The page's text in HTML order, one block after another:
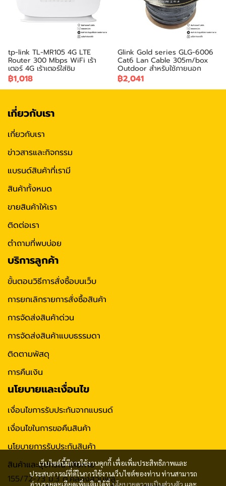
tp-link TL-MR105 4G LTE
Router 300 Mbps WiFi เร้า
เตอร์ 4G เร้าเตอร์ใส่ซิม
฿1,018
Glink Gold series GLG-6006
Cat6 Lan Cable 305m/box
Outdoor สำหรับใช้ภายนอก
฿2,041
เว็บไซต์นี้มีการใช้งานคุกกี้ เพื่อเพิ่มประสิทธิภาพและ
ประสบการณ์ที่ดีในการใช้งานเว็บไซต์ของท่าน ท่านสามารถ
อ่านรายละเอียดเพิ่มเติมได้ที่นโยบายความเป็นส่วนตัว และ
เกี่ยวกับเรา
เกี่ยวกับเรา
ข่าวสารและกิจกรรม
แบรนด์สินค้าที่เรามี
สินค้าทั้งหมด
ขายสินค้าให้เรา
ติดต่อเรา
ตำถามที่พบบ่อย
บริการลูกค้า
ขั้นตอนวิธีการสั่งซื้อบนเว็บ
การยกเลิกรายการสั่งซื้อสินค้า
การจัดส่งสินค้าด่วน
การจัดส่งสินค้าแบบธรรมดา
ติดตามพัสดุ
การคืนเงิน
นโยบายและเงื่อนไข
เงื่อนไขการรับประกันจากแบรนด์
เงื่อนไขในการขอคืนสินค้า
นโยบายการรับประกันสินค้า
สินค้าและอุปกรณ์ เสียหาย
155/72-73 ม.3 ต.คลองสวนพลู